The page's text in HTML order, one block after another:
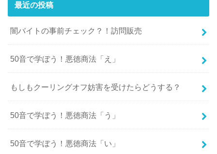
最近の投稿
闇バイトの事前チェック？！訪問販売
50音で学ぼう！悪徳商法「え」
もしもクーリングオフ妨害を受けたらどうする？
50音で学ぼう！悪徳商法「う」
50音で学ぼう！悪徳商法「い」